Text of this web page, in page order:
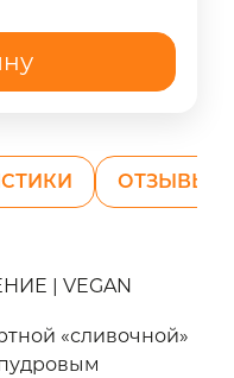
ОТЗЫВЫ
| VEGAN
«сливочной»